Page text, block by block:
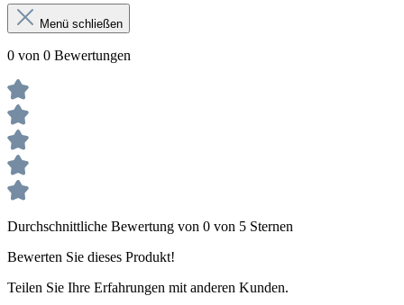
Menü schließen
0 von 0 Bewertungen
Durchschnittliche Bewertung von 0 von 5 Sternen
Bewerten Sie dieses Produkt!
Teilen Sie Ihre Erfahrungen mit anderen Kunden.